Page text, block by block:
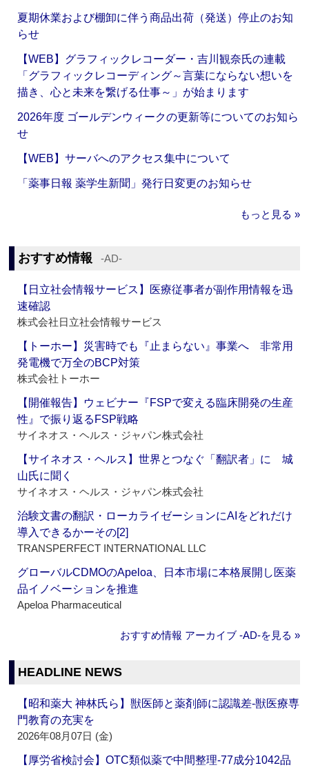
夏期休業および棚卸に伴う商品出荷（発送）停止のお知
らせ
【WEB】グラフィックレコーダー・吉川観奈氏の連載
「グラフィックレコーディング～言葉にならない想いを
描き、心と未来を繋げる仕事～」が始まります
2026年度 ゴールデンウィークの更新等についてのお知ら
せ
【WEB】サーバへのアクセス集中について
「薬事日報 薬学生新聞」発行日変更のお知らせ
もっと見る »
おすすめ情報 ‐AD‐
【日立社会情報サービス】医療従事者が副作用情報を迅
速確認
株式会社日立社会情報サービス
【トーホー】災害時でも『止まらない』事業へ 非常用
発電機で万全のBCP対策
株式会社トーホー
【開催報告】ウェビナー『FSPで変える臨床開発の生産
性』で振り返るFSP戦略
サイネオス・ヘルス・ジャパン株式会社
【サイネオス・ヘルス】世界とつなぐ「翻訳者」に 城
山氏に聞く
サイネオス・ヘルス・ジャパン株式会社
治験文書の翻訳・ローカライゼーションにAIをどれだけ
導入できるかーその[2]
TRANSPERFECT INTERNATIONAL LLC
グローバルCDMOのApeloa、日本市場に本格展開し医薬
品イノベーションを推進
Apeloa Pharmaceutical
おすすめ情報 アーカイブ ‐AD‐を見る »
HEADLINE NEWS
【昭和薬大 神林氏ら】獣医師と薬剤師に認識差‐獣医療専
門教育の充実を
2026年08月07日 (金)
【厚労省検討会】OTC類似薬で中間整理‐77成分1042品